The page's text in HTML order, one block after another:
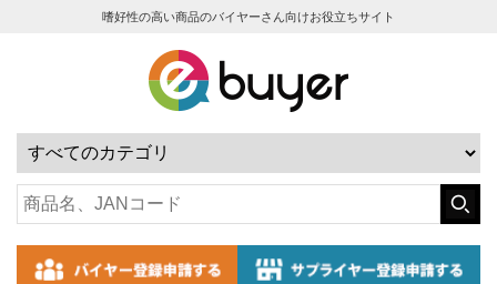
嗜好性の高い商品のバイヤーさん向けお役立ちサイト